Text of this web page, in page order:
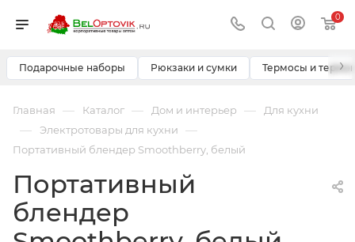
0
Подарочные наборы Рюкзаки и сумки Термосы и ›
Главная — Каталог — Дом и интерьер — Для кухни
— Электротовары для кухни —
Портативный блендер Smoothberry, белый
Портативный
блендер